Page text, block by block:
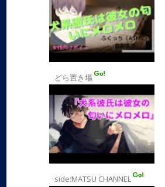
どら置き場
side:MATSU CHANNEL